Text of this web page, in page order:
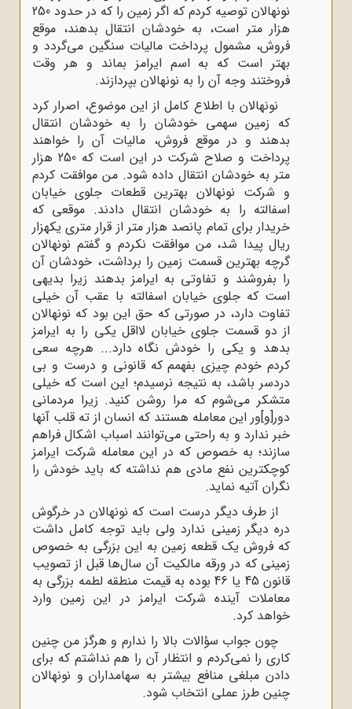
نونهالان توصیه کردم که اگر زمین را که در حدود 250
هزار متر است، به خودشان انتقال بدهند، موقع
فروش، مشمول پرداخت مالیات سنگین می‌گردد و
بهتر است که به اسم ایرامز بماند و هر وقت
فروختند وجه آن را به نونهالان بپردازند.
نونهالان با اطلاع کامل از این موضوع، اصرار کرد
که زمین سهمی خودشان را به خودشان انتقال
بدهند و در موقع فروش، مالیات آن را خواهند
پرداخت و صلاح شرکت در این است که 250 هزار
متر به خودشان انتقال داده شود. من موافقت کردم
و شرکت نونهالان بهترین قطعات جلوی خیابان
اسفالته را به خودشان انتقال دادند. موقعی که
خریدار برای تمام پانصد هزار متر از قرار متری یکهزار
ریال پیدا شد، من موافقت نکردم و گفتم نونهالان
گرچه بهترین قسمت زمین را برداشت، خودشان آن
را بفروشند و تفاوتی به ایرامز بدهند زیرا بدیهی
است که جلوی خیابان اسفالته با عقب آن خیلی
تفاوت دارد، در صورتی که حق این بود که نونهالان
از دو قسمت جلوی خیابان لااقل یکی را به ایرامز
بدهد و یکی را خودش نگاه دارد... هرچه سعی
کردم خودم چیزی بفهمم که قانونی و درست و بی
دردسر باشد، به نتیجه نرسیدم؛ این است که خیلی
متشکر می‌شوم که مرا روشن کنید. زیرا مردمانی
دور[و]ور این معامله هستند که انسان از ته قلب آنها
خبر ندارد و به راحتی می‌توانند اسباب اشکال فراهم
سازند؛ به خصوص که در این معامله شرکت ایرامز
کوچکترین نفع مادی هم نداشته که باید خودش را
نگران آتیه نماید.
از طرف دیگر درست است که نونهالان در خرگوش
دره دیگر زمینی ندارد ولی باید توجه کامل داشت
که فروش یک قطعه زمین به این بزرگی به خصوص
زمینی که در ورقه مالکیت آن سال‌ها قبل از تصویب
قانون 45 یا 46 بوده به قیمت منطقه لطمه بزرگی به
معاملات آینده شرکت ایرامز در این زمین وارد
خواهد کرد.
چون جواب سؤالات بالا را ندارم و هرگز من چنین
کاری را نمی‌کردم و انتظار آن را هم نداشتم که برای
دادن مبلغی منافع بیشتر به سهامداران و نونهالان
چنین طرز عملی انتخاب شود.